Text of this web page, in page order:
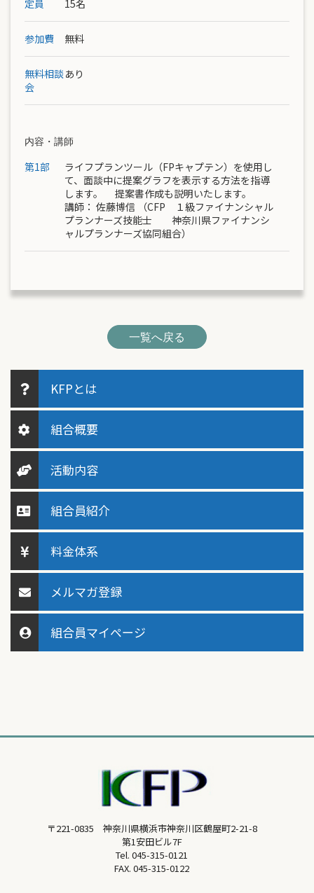
定員 15名
参加費 無料
無料相談
会
あり
内容・講師
第1部
ライフプランツール（FPキャプテン）を使用し
て、面談中に提案グラフを表示する方法を指導
します。 提案書作成も説明いたします。
講師： 佐藤博信 （CFP １級ファイナンシャル
プランナーズ技能士 神奈川県ファイナンシ
ャルプランナーズ協同組合）
一覧へ戻る
KFPとは
組合概要
活動内容
組合員紹介
料金体系
メルマガ登録
組合員マイページ
〒221-0835 神奈川県横浜市神奈川区鶴屋町2-21-8
第1安田ビル7F
Tel. 045-315-0121
FAX. 045-315-0122